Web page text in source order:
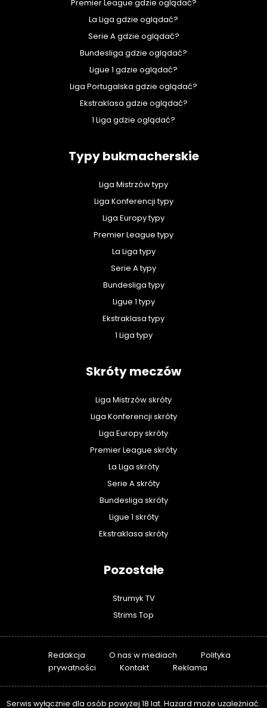
Premier League gdzie oglądać?
La Liga gdzie oglądać?
Serie A gdzie oglądać?
Bundesliga gdzie oglądać?
Ligue 1 gdzie oglądać?
Liga Portugalska gdzie oglądać?
Ekstraklasa gdzie oglądać?
1 Liga gdzie oglądać?
Typy bukmacherskie
Liga Mistrzów typy
Liga Konferencji typy
Liga Europy typy
Premier League typy
La Liga typy
Serie A typy
Bundesliga typy
Ligue 1 typy
Ekstraklasa typy
1 Liga typy
Skróty meczów
Liga Mistrzów skróty
Liga Konferencji skróty
Liga Europy skróty
Premier League skróty
La Liga skróty
Serie A skróty
Bundesliga skróty
Ligue 1 skróty
Ekstraklasa skróty
Pozostałe
Strumyk TV
Strims Top
Redakcja O nas w mediach
Polityka
prywatności
Kontakt Reklama
Serwis wyłącznie dla osób powyżej 18 lat. Hazard może uzależniać.